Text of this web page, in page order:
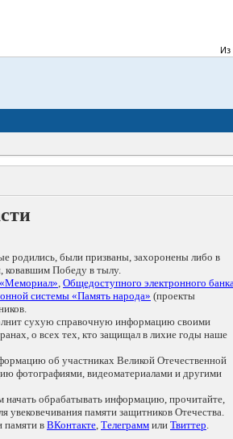
Из
родились, были призваны, захоронены либо в
ковавшим Победу в тылу.
, Общедоступного электронного
системы «Память народа» (проекты
сухую справочную информацию своими
о всех тех, кто защищал в лихие годы наше
об участниках Великой Отечественной
фотографиями, видеоматериалами и другими
начать обрабатывать информацию, прочитайте,
памяти защитников Отечества.
памяти в ВКонтакте, Телеграмм или Твиттер.